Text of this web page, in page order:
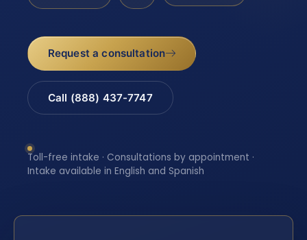
Request a consultation
Call (888) 437-7747
Toll-free intake · Consultations by appointment ·
Intake available in English and Spanish